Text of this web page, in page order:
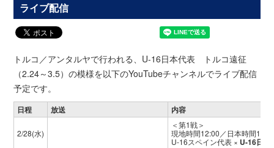
ライブ配信
トルコ／アンタルヤで行われる、U-16日本代表 トルコ遠征
（2.24～3.5）の模様を以下のYouTubeチャンネルでライブ配信
予定です。
日程 放送 内容
2/28(水)
＜第1戦＞
現地時間12:00／日本時間
U-16スペイン代表 × U-16日本